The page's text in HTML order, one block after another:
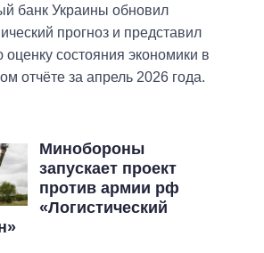
банк Украины обновил
прогноз и представил
состояния экономики в
отчёте за апрель 2026 года.
Минобороны
запускает проект
против армии рф
«Логистический